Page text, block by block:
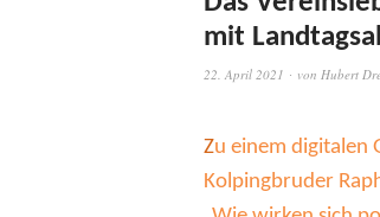
mit
22. April 2021 von Hubert
Zu einem digitalen
Kolpingbruder